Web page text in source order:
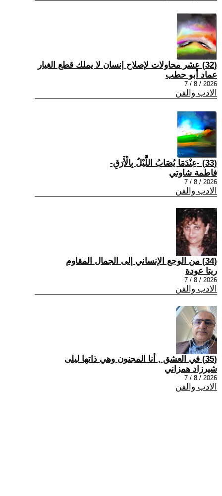
(32) عشر محاولات لإصلاح إنسان لا يملك قطع الغيار
عماد أبو حطب
2026 / 8 / 7
الادب والفن
(33) -عِنْدَمَا يُصَابُ اللَّيْلُ بِالْأَرَقِ-
فاطمة شاوتي
2026 / 8 / 7
الادب والفن
(34) من الوجع الإنساني إلى الجمال المقاوم
ريتا عودة
2026 / 8 / 7
الادب والفن
(35) في العشق , أنا المجنون وهي ذاتها ليلى
شيرزاد همزاني
2026 / 8 / 7
الادب والفن